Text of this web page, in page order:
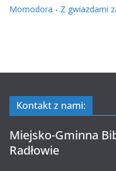
Momodora - Z gwiazdami
Kontakt z nami:
Miejsko-Gminna
Radłowie